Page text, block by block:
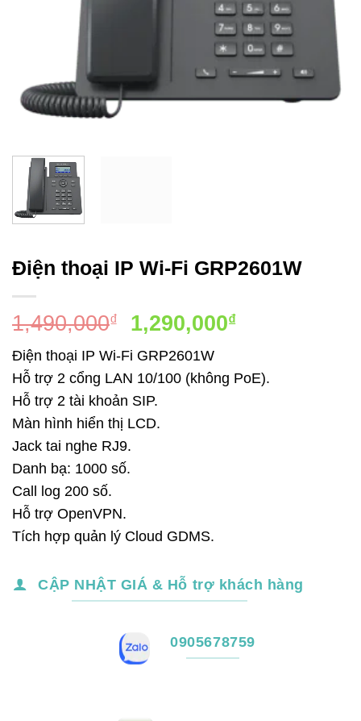
Điện thoại IP Wi-Fi GRP2601W
1,490,000₫
Giá
gốc
là:
1,490,000₫.
1,290,000₫Giá
là:
Điện thoại IP Wi-Fi GRP2601W
Hỗ trợ 2 cổng LAN 10/100 (không PoE).
Hỗ trợ 2 tài khoản SIP.
Màn hình hiển thị LCD.
Jack tai nghe RJ9.
Danh bạ: 1000 số.
Call log 200 số.
Hỗ trợ OpenVPN.
Tích hợp quản lý Cloud GDMS.
CẬP NHẬT GIÁ & Hỗ trợ khách hàng
0905678759